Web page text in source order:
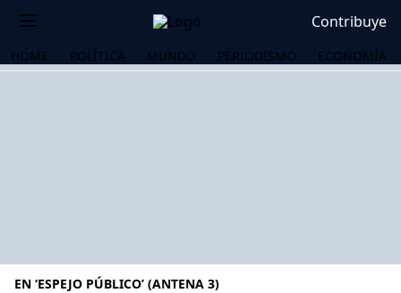
Contribuye
HOME POLÍTICA MUNDO PERIODISMO ECONOMÍA
EN ‘ESPEJO PÚBLICO’ (ANTENA 3)